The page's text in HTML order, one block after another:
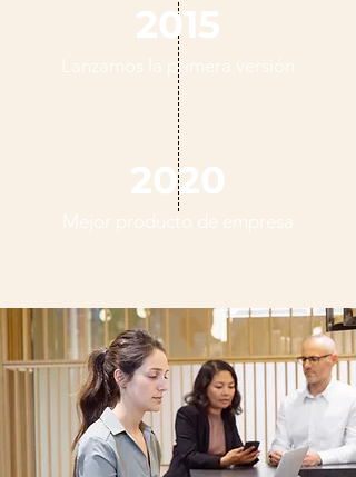
2015
Lanzamos la primera versión
2020
Mejor producto de empresa